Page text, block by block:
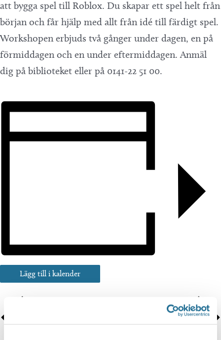
att bygga spel till Roblox. Du skapar ett spel helt från
början och får hjälp med allt från idé till färdigt spel.
Workshopen erbjuds två gånger under dagen, en på
förmiddagen och en under eftermiddagen. Anmäl
dig på biblioteket eller på 0141-22 51 00.
Lägg till i kalender